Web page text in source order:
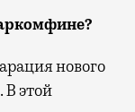
нового
В этой